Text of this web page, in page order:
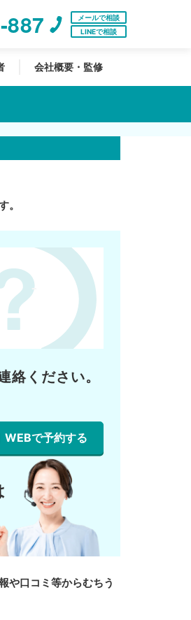
887
メールで相談
LINEで相談
会社概要・監修
。
絡ください。
WEBで予約する
や口コミ等からむちう